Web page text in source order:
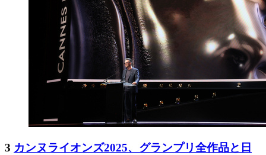
3 カンヌライオンズ2025、グランプリ全作品と日